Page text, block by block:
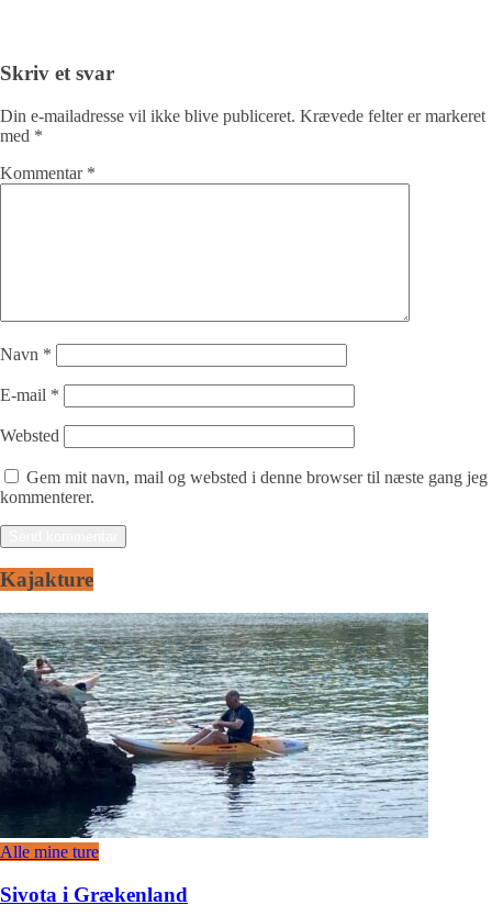
Skriv et svar
Din e-mailadresse vil ikke blive publiceret. Krævede felter er markeret
med *
Kommentar *
Navn *
E-mail *
Websted
Gem mit navn, mail og websted i denne browser til næste gang jeg
kommenterer.
Kajakture
Alle mine ture
Sivota i Grækenland